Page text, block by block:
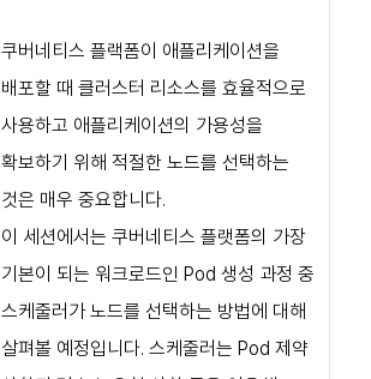
쿠버네티스 플랙폼이 애플리케이션을
배포할 때 클러스터 리소스를 효율적으로
사용하고 애플리케이션의 가용성을
확보하기 위해 적절한 노드를 선택하는
것은 매우 중요합니다.
이 세션에서는 쿠버네티스 플랫폼의 가장
기본이 되는 워크로드인 Pod 생성 과정 중
스케줄러가 노드를 선택하는 방법에 대해
살펴볼 예정입니다. 스케줄러는 Pod 제약